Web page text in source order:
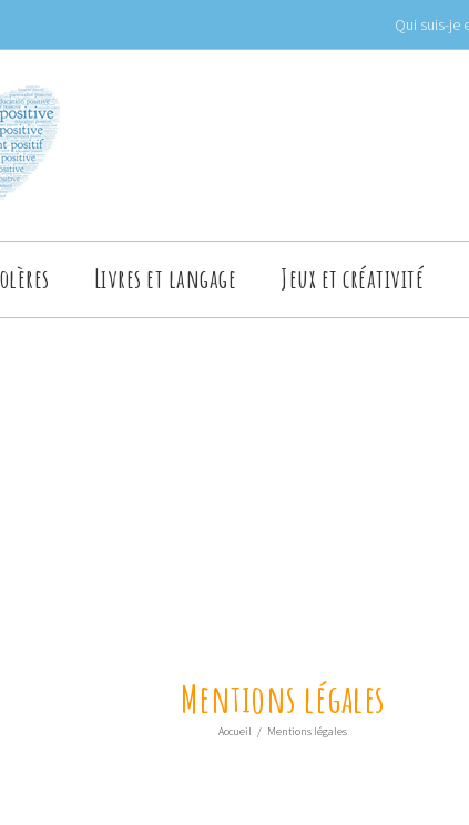
Qui suis-je
Livres et langage Jeux et créativité
Mentions légales
Accueil / Mentions légales